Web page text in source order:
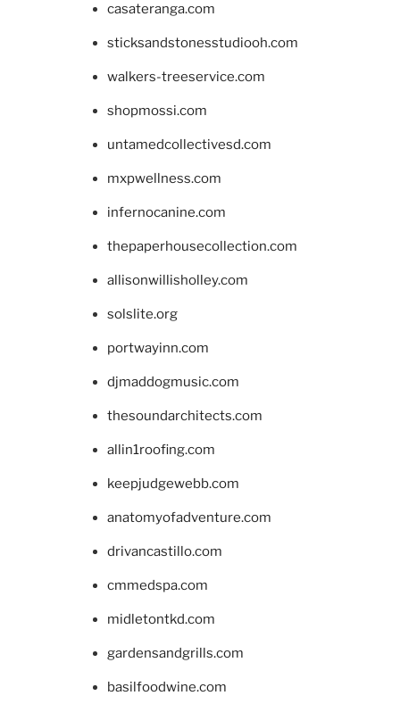
casateranga.com
sticksandstonesstudiooh.com
walkers-treeservice.com
shopmossi.com
untamedcollectivesd.com
mxpwellness.com
infernocanine.com
thepaperhousecollection.com
allisonwillisholley.com
solslite.org
portwayinn.com
djmaddogmusic.com
thesoundarchitects.com
allin1roofing.com
keepjudgewebb.com
anatomyofadventure.com
drivancastillo.com
cmmedspa.com
midletontkd.com
gardensandgrills.com
basilfoodwine.com